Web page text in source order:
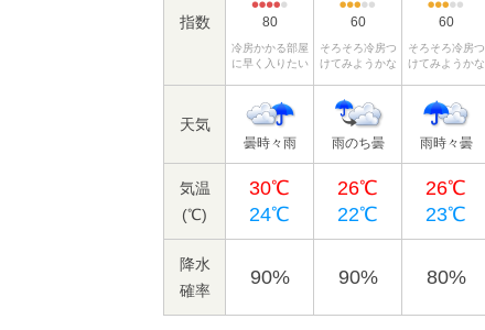
指数 80
冷房かかる部屋
に早く入りたい
60
そろそろ冷房つ
けてみようかな
60
そろそろ冷房つ
けてみようかな
天気
曇時々雨 雨のち曇 雨時々曇
気温
(℃)
30℃
24℃
26℃
22℃
26℃
23℃
降水
確率
90% 90% 80%